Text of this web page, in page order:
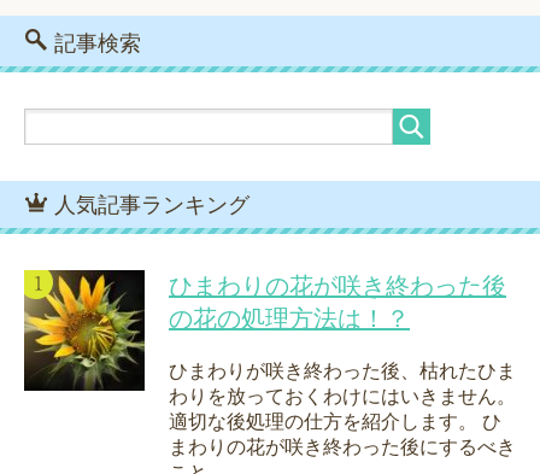
記事検索
人気記事ランキング
ひまわりの花が咲き終わった後
の花の処理方法は！？
ひまわりが咲き終わった後、枯れたひま
わりを放っておくわけにはいきません。
適切な後処理の仕方を紹介します。 ひ
まわりの花が咲き終わった後にするべき